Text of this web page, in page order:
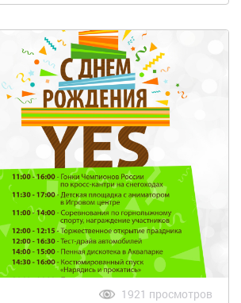
1921 просмотров